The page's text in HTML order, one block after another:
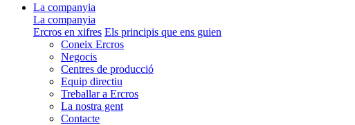
La companyia
La companyia
Ercros en xifres Els principis que ens guien
Coneix Ercros
Negocis
Centres de producció
Equip directiu
Treballar a Ercros
La nostra gent
Contacte